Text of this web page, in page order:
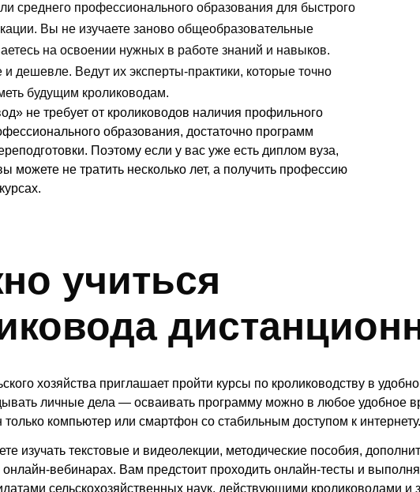
среднего профессионального образования для быстрого
Вы не изучаете заново общеобразовательные
на освоении нужных в работе знаний и навыков.
и дешевле. Ведут их эксперты-практики, которые точно
будущим кролиководам.
не требует от кролиководов наличия профильного
образования, достаточно программ
Поэтому если у вас уже есть диплом вуза,
можете не тратить несколько лет, а получить профессию
учиться
хозяйства приглашает пройти курсы по кролиководству в
личные дела — осваивать программу можно в любое удобное
компьютер или смартфон со стабильным доступом к интернету.
изучать текстовые и видеолекции, методические пособия,
вебинарах. Вам предстоит проходить онлайн-тесты и
сельскохозяйственных наук, действующими кролиководами и